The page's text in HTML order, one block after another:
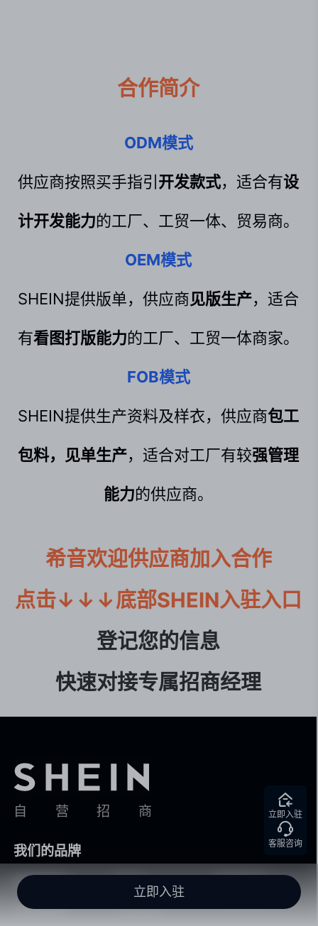
合作简介
ODM模式
供应商按照买手指引 开发款式，适合有设
计开发能力的工厂、工贸一体、贸易商。
OEM模式
SHEIN提供版单，供应商见版生产，适合
有看图打版能力的工厂、工贸一体商家。
FOB模式
SHEIN提供生产资料及样衣，供应商包工
包料，见单生产，适合对工厂有较强管理
能力的供应商。
希音欢迎供应商加入合作
点击↓↓↓底部SHEIN入驻入口
登记您的信息
快速对接专属招商经理
自营招商
我们的品牌
立即入驻
立即入驻
客服咨询